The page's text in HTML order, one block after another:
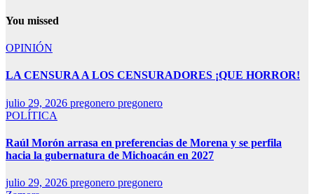
You missed
OPINIÓN
LA CENSURA A LOS CENSURADORES ¡QUE HORROR!
julio 29, 2026 pregonero pregonero
POLÍTICA
Raúl Morón arrasa en preferencias de Morena y se perfila
hacia la gubernatura de Michoacán en 2027
julio 29, 2026 pregonero pregonero